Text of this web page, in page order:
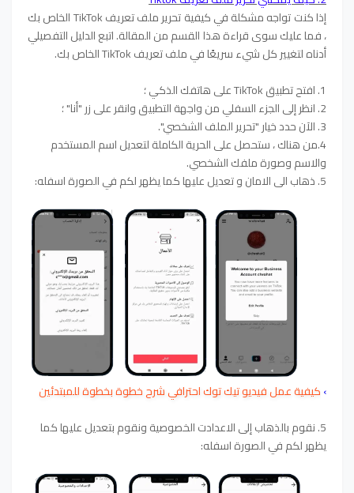
إذا كنت تواجه مشكلة في كيفية تحرير ملف تعريف TikTok الخاص بك
، فما عليك سوى قراءة هذا القسم من المقالة. اتبع الدليل التفصيلي
أدناه لتغيير كل شيء سريعًا في ملف تعريف TikTok الخاص بك.
1. افتح تطبيق TikTok على هاتفك الذكي ؛
2. انظر إلى الجزء السفلي من واجهة التطبيق وانقر على زر "أنا" ؛
3. الآن حدد خيار "تحرير الملف الشخصي".
4.من هناك ، ستحصل على الحرية الكاملة لتعديل اسم المستخدم
والاسم وصورة ملفك الشخصي.
5. ذهاب الى الامان و تعديل عليها كما يظهر لكم في الصورة اسفله:
›كيفية عمل فيديو تيك توك احترافي شرح خطوة بخطوة للمبتدئين
5. نقوم بالذهاب إلى الاعدادت الخصوصية ونقوم بتعديل عليها كما
يظهر لكم في الصورة اسفله: